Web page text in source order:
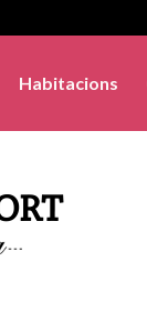
Habitacions